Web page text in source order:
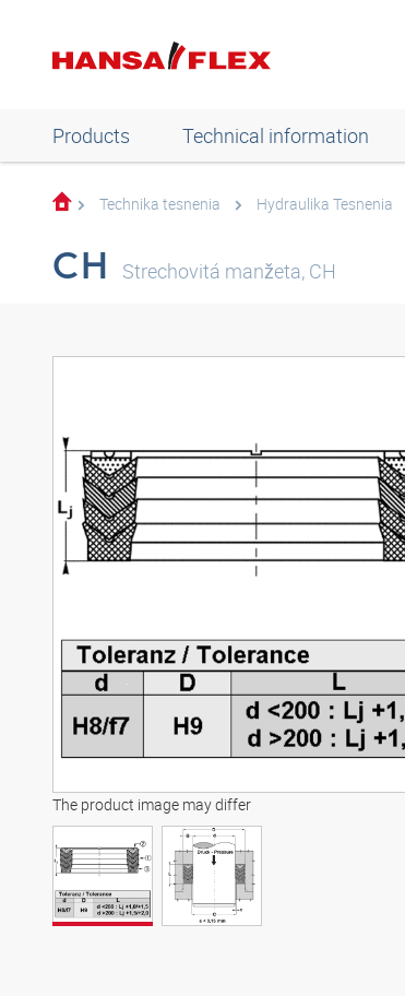
Products Technical information
Technika tesnenia Hydraulika Tesnenia
CH Strechovitá manžeta, CH
The product image may differ